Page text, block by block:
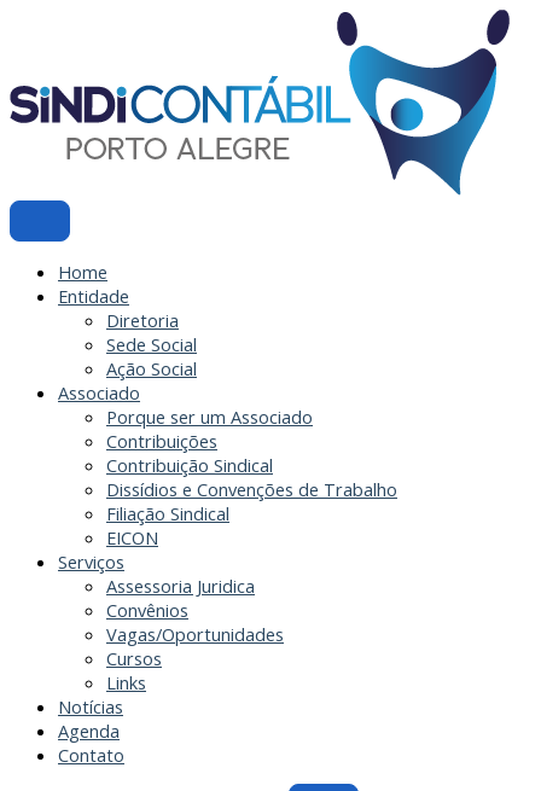
conteúdo
Home
Entidade
Diretoria
Sede Social
Ação Social
Associado
Porque ser um Associado
Contribuições
Contribuição Sindical
Dissídios e Convenções de Trabalho
Filiação Sindical
EICON
Serviços
Assessoria Juridica
Convênios
Vagas/Oportunidades
Cursos
Links
Notícias
Agenda
Contato